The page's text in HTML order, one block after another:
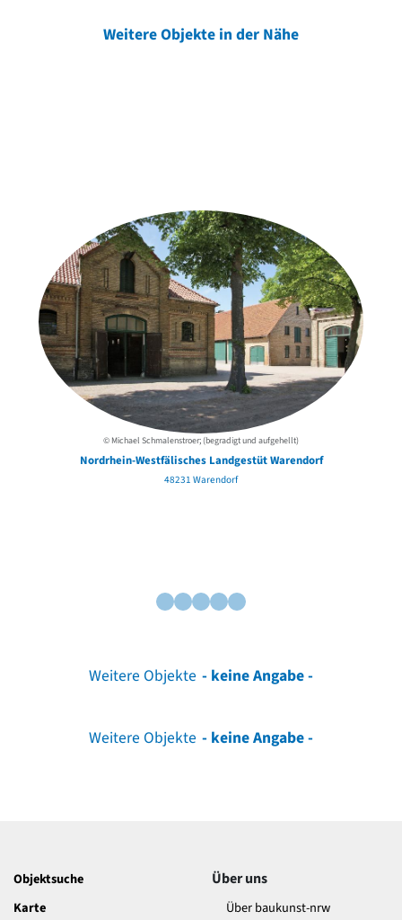
Weitere Objekte in der Nähe
© Michael Schmalenstroer; (begradigt und aufgehellt)
Nordrhein-Westfälisches Landgestüt Warendorf
48231 Warendorf
Weitere Objekte - keine Angabe -
Weitere Objekte - keine Angabe -
Objektsuche
Karte
Über uns
Über baukunst-nrw